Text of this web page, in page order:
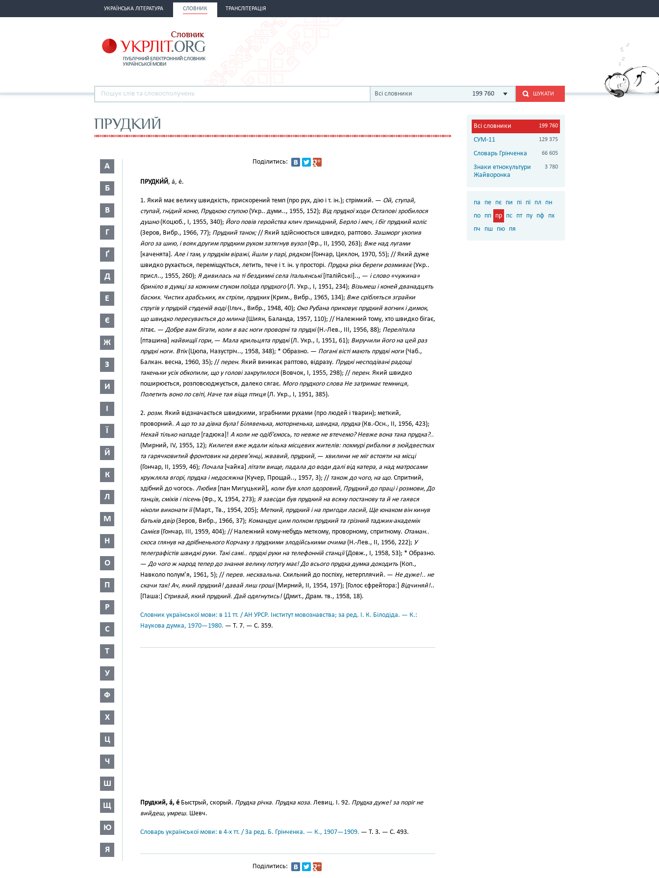
УКРАЇНСЬКА ЛІТЕРАТУРА СЛОВНИК ТРАНСЛІТЕРАЦІЯ
Всі словники 199 760 ШУКАТИ
ПРУДКИЙ
А
Б
В
Г
Ґ
Д
Е
Є
Ж
З
И
І
Ї
Й
К
Л
М
Н
О
П
Р
С
Т
У
Ф
Х
Ц
Ч
Ш
Щ
Ю
Я
Поділитись:
ПРУДКИ́Й, а́, е́.
1. Який має велику швидкість, прискорений темп (про рух, дію і т. ін.); стрімкий. — Ой, ступай,
ступай, гнідий коню, Прудкою ступою(Укр.. думи.., 1955, 152); Від прудкої ходи Остапові зробилося
душно(Коцюб., І, 1955, 340); Його повів геройства клич принадний, Берло і меч, і біг прудкий коліс
(Зеров, Вибр., 1966, 77); Прудкий танок; // Який здійснюється швидко, раптово. Зашморг ухопив
його за шию, і вояк другим прудким рухом затягнув вузол(Фр., II, 1950, 263); Вже над лугами
[каченята]. Але і там, у прудкім віражі, йшли у парі, рядком(Гончар, Циклон, 1970, 55); // Який дуже
швидко рухається, переміщується, летить, тече і т. ін. у просторі. Прудка ріка береги розмиває(Укр..
присл.., 1955, 260); Я дивилась на ті бездимні села італьянські[італійські].., — і слово «чужина»
бриніло в думці за кожним стуком поїзда прудкого(Л. Укр., І, 1951, 234); Візьмеш і коней дванадцять
баских. Чистих арабських, як стріли, прудких(Крим., Вибр., 1965, 134); Вже срібляться зграйки
стругів у прудкій студеній воді(Ільч., Вибр., 1948, 40); Око Рубана приковує прудкий вогник і димок,
що швидко пересувається до млина (Шиян, Баланда, 1957, 110); // Належний тому, хто швидко бігає,
літає. —Добре вам бігати, коли в вас ноги проворні та прудкі(Н.-Лев., III, 1956, 88); Перелітала
[пташина] найвищії гори, — Мала крильцята прудкі(Л. Укр., І, 1951, 61); Виручили його на цей раз
прудкі ноги. Втік(Цюпа, Назустріч.., 1958, 348); * Образно. — Погані вісті мають прудкі ноги (Чаб.,
Балкан. весна, 1960, 35); // перен. Який виникає раптово, відразу. Прудкі несподівані радощі
такеньки усіх обхопили, що у голові закрутилося (Вовчок, І, 1955, 298); // перен. Який швидко
поширюється, розповсюджується, далеко сягає. Мого прудкого слова Не затримає темниця,
Полетить воно по світі, Наче тая віща птиця (Л. Укр., І, 1951, 385).
2. розм. Який відзначається швидкими, зграбними рухами (про людей і тварин); меткий,
проворний. А що то за дівка була! Білявенька, моторненька, швидка, прудка (Кв.-Осн., II, 1956, 423);
Нехай тілько нападе[гадюка]! А коли не одіб’ємось, то невже не втечемо? Невже вона така прудка?..
(Мирний, IV, 1955, 12); Килигея вже ждали кілька місцевих жителів: похмурі рибалки в зюйдвестках
та гарячковитий фронтовик на дерев’янці, жвавий, прудкий, — хвилини не міг встояти на місці
(Гончар, II, 1959, 46); Почала [чайка] літати вище, падала до води далі від катера, а над матросами
кружляла вгорі, прудка і недосяжна (Кучер, Прощай.., 1957, 3); // також до чого, на що. Спритний,
здібний до чогось. Любив [пан Мигуцький], коли був хлоп здоровий, Прудкий до праці і розмови, До
танців, сміхів і пісень (Фр., X, 1954, 273); Я завсіди був прудкий на всяку постанову та й не гаявся
ніколи виконати її(Март., Тв., 1954, 205); Меткий, прудкий і на пригоди ласий, Ще юнаком він кинув
батьків двір(Зеров, Вибр., 1966, 37); Командує цим полком прудкий та грізний таджик-академік
Самієв (Гончар, III, 1959, 404); // Належний кому-небудь меткому, проворному, спритному. Отаман..
скоса глянув на дрібненького Корчаку з прудкими злодійськими очима (Н.-Лев., II, 1956, 222); У
телеграфістів швидкі руки. Такі самі.. прудкі руки на телефонній станції(Довж., І, 1958, 53); * Образно.
—До чого ж народ тепер до знання велику потугу має! До всього прудка думка доходить (Коп.,
Навколо полум’я, 1961, 5); // перев. несхвальна. Схильний до поспіху, нетерплячий. — Не дуже!.. не
скачи так! Ач, який прудкий! давай лиш гроші(Мирний, II, 1954, 197); [Голос єфрейтора:] Відчиняй!..
[Паша:] Стривай, який прудкий. Дай одягнутись!(Дмит., Драм. тв., 1958, 18).
Словник української мови: в 11 тт. / АН УРСР. Інститут мовознавства; за ред. І. К. Білодіда. — К.:
Наукова думка, 1970—1980. — Т. 7. — С. 359.
Прудкий, а́, е́ Быстрый, скорый. Прудка річка. Прудка коза. Левиц. І. 92. Прудка дуже! за поріг не
вийдеш, умреш. Шевч.
Словарь української мови: в 4-х тт. / За ред. Б. Грінченка. — К., 1907—1909. — Т. 3. — С. 493.
Поділитись:
Всі словники 199 760
СУМ-11 129 375
Словарь Грінченка 66 605
Знаки етнокультури
Жайворонка
3 780
па пе пє пи пі пї пл
пн
по пп пр пс пт пу пф пх
пч
пш пю пя